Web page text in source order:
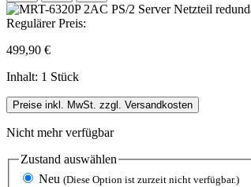
Regulärer Preis:
499,90 €
Inhalt: 1 Stück
Preise inkl. MwSt. zzgl. Versandkosten
Nicht mehr verfügbar
Zustand auswählen
Neu (Diese Option ist zurzeit nicht verfügbar.)